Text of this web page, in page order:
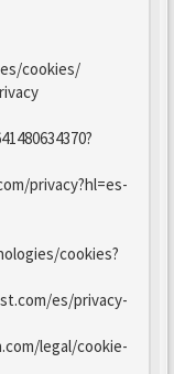
cookies/
privacy?hl=es-
cookies?
es/privacy-
legal/cookie-